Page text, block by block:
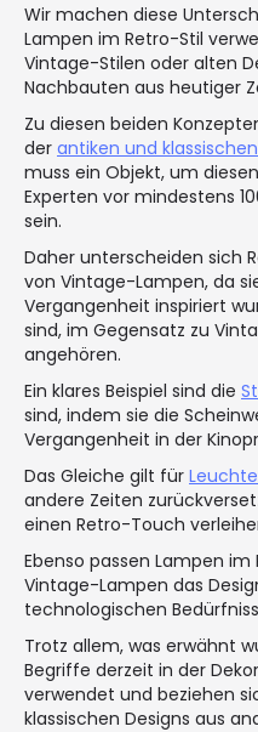
Wir machen diese
Lampen im Retro-Stil
Vintage-Stilen oder alten
Nachbauten aus heutiger
Zu diesen beiden
der antiken und
muss ein Objekt, um
Experten vor mindestens
sein.
Daher unterscheiden sich
von Vintage-Lampen, da
Vergangenheit inspiriert
sind, im Gegensatz zu
angehören.
Ein klares Beispiel sind die
sind, indem sie die
Vergangenheit in der
Das Gleiche gilt für
andere Zeiten
einen Retro-Touch
Ebenso passen Lampen
Vintage-Lampen das
technologischen
Trotz allem, was erwähnt
Begriffe derzeit in der
verwendet und beziehen
klassischen Designs aus